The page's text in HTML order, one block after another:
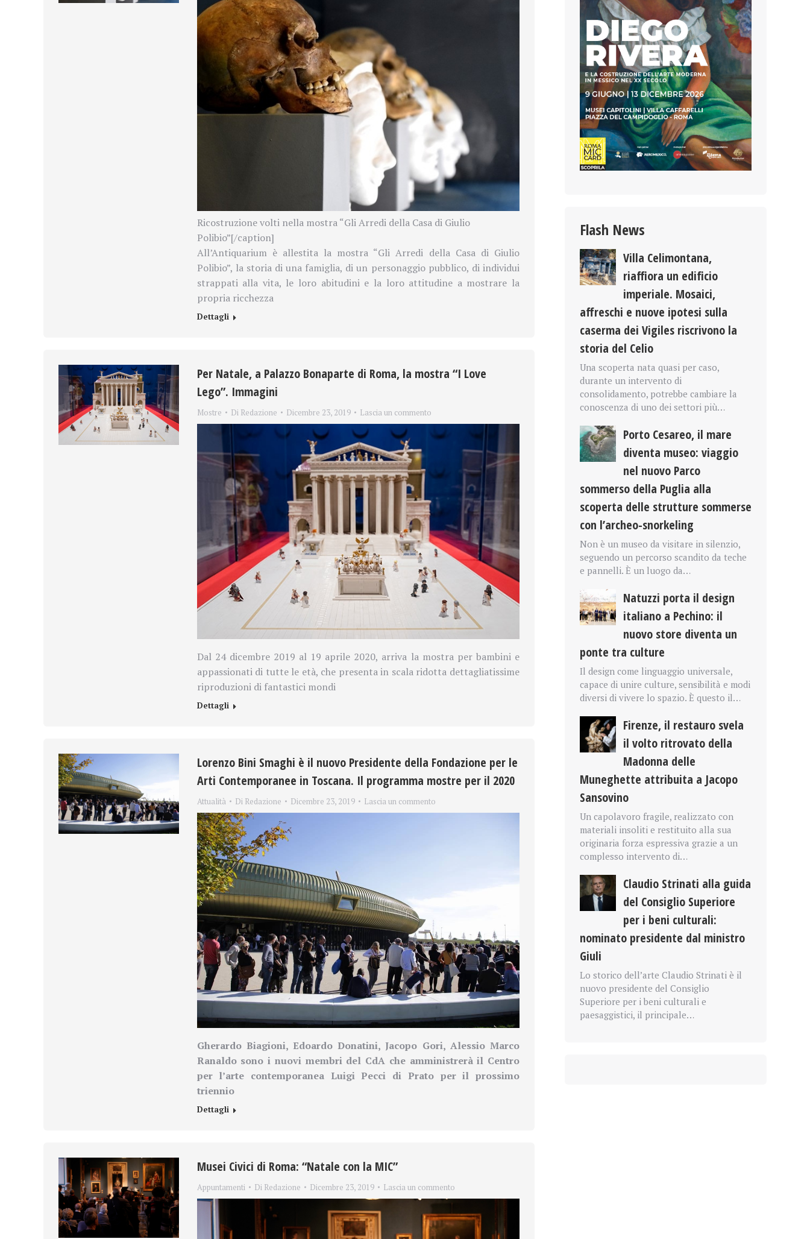
Ricostruzione volti nella mostra “Gli Arredi della Casa di Giulio
Polibio”[/caption]
All’Antiquarium è allestita la mostra “Gli Arredi della Casa di Giulio
Polibio”, la storia di una famiglia, di un personaggio pubblico, di individui
strappati alla vita, le loro abitudini e la loro attitudine a mostrare la
propria ricchezza
Dettagli
Per Natale, a Palazzo Bonaparte di Roma, la mostra “I Love
Lego”. Immagini
Mostre Di Redazione Dicembre 23, 2019 Lascia un commento
Dal 24 dicembre 2019 al 19 aprile 2020, arriva la mostra per bambini e
appassionati di tutte le età, che presenta in scala ridotta dettagliatissime
riproduzioni di fantastici mondi
Dettagli
Lorenzo Bini Smaghi è il nuovo Presidente della Fondazione per le
Arti Contemporanee in Toscana. Il programma mostre per il 2020
Attualità Di Redazione Dicembre 23, 2019 Lascia un commento
Gherardo Biagioni, Edoardo Donatini, Jacopo Gori, Alessio Marco
Ranaldo sono i nuovi membri del CdA che amministreràil Centro
per l’arte contemporanea Luigi Pecci di Prato per il prossimo
triennio
Dettagli
Musei Civici di Roma: “Natale con la MIC”
Appuntamenti Di Redazione Dicembre 23, 2019 Lascia un commento
Flash News
Villa Celimontana,
riaffiora un edificio
imperiale. Mosaici,
affreschi e nuove ipotesi sulla
caserma dei Vigiles riscrivono la
storia del Celio
Una scoperta nata quasi per caso,
durante un intervento di
consolidamento, potrebbe cambiare la
conoscenza di uno dei settori più…
Porto Cesareo, il mare
diventa museo: viaggio
nel nuovo Parco
sommerso della Puglia alla
scoperta delle strutture sommerse
con l’archeo-snorkeling
Non è un museo da visitare in silenzio,
seguendo un percorso scandito da teche
e pannelli. È un luogo da…
Natuzzi porta il design
italiano a Pechino: il
nuovo store diventa un
ponte tra culture
Il design come linguaggio universale,
capace di unire culture, sensibilità e modi
diversi di vivere lo spazio. È questo il…
Firenze, il restauro svela
il volto ritrovato della
Madonna delle
Muneghette attribuita a Jacopo
Sansovino
Un capolavoro fragile, realizzato con
materiali insoliti e restituito alla sua
originaria forza espressiva grazie a un
complesso intervento di…
Claudio Strinati alla guida
del Consiglio Superiore
per i beni culturali:
nominato presidente dal ministro
Giuli
Lo storico dell’arte Claudio Strinati è il
nuovo presidente del Consiglio
Superiore per i beni culturali e
paesaggistici, il principale…